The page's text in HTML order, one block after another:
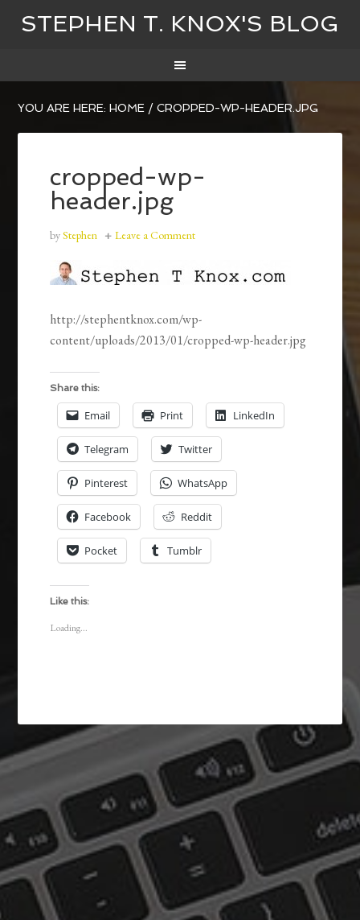
STEPHEN T. KNOX'S BLOG
YOU ARE HERE:HOME / CROPPED-WP-HEADER.JPG
cropped-wp-
header.jpg
byStephen Leave a Comment
http://stephentknox.com/wp-
content/uploads/2013/01/cropped-wp-header.jpg
Share this:
Email Print LinkedIn
Telegram Twitter
Pinterest WhatsApp
Facebook Reddit
Pocket Tumblr
Like this:
Loading...